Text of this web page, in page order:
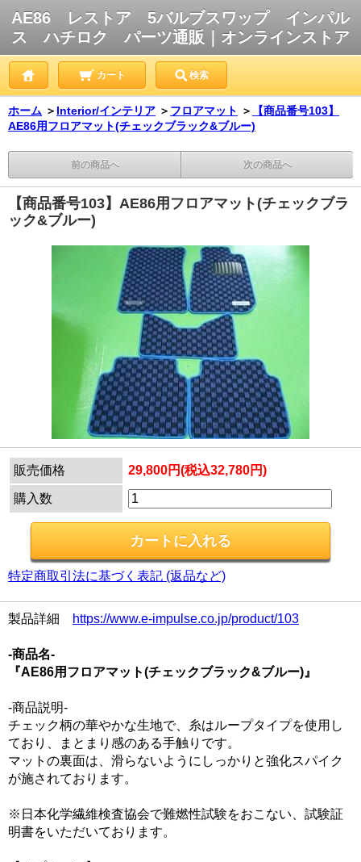
AE86 レストア 5バルブスワップ インパル
ス ハチロク パーツ通販｜オンラインストア
カート 検索
ホーム ＞ Interior/インテリア ＞ フロアマット ＞
【商品番号103】
AE86用フロアマット(チェックブラック&ブルー)
前の商品へ 次の商品へ
【商品番号103】AE86用フロアマット(チェックブラ
ック&ブルー)
販売価格 29,800円(税込32,780円)
購入数
特定商取引法に基づく表記 (返品など)
製品詳細 https://www.e-impulse.co.jp/product/103
-商品名-
『AE86用フロアマット(チェックブラック&ブルー)』
-商品説明-
チェック柄の華やかな生地で、糸はループタイプを使用し
ており、まとまり感のある手触りです。
マットの裏面は、滑らないようにしっかりと強化スパイク
が施されております。
※日本化学繊維検査協会で難燃性試験をおこない、試験証
明書をいただいております。